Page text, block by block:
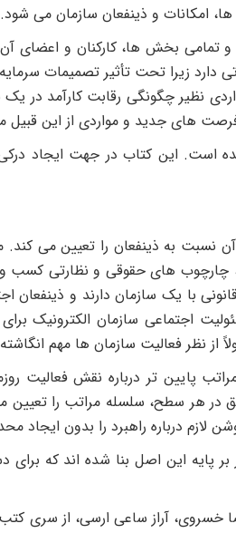
امکانات و ذینفعان سازمان می شود.
بخش ها، کارکنان و اعضای آن
دارد زیرا تحت تأثیر تصمیمات
نظیر چگونگی رقابت کارآمد در
های جدید و مواردی از این قبیل
است. این کتاب در جهت ایجاد
نسبت به ذینفعان را تعیین می
چارچوب های حقوقی و نظارتی کسب و
قانونی با یک سازمان دارند و
اجتماعی سازمان الکترونیک
از نظر فعالیت سازمان ها مهم
پایین تر درباره نقش فعالیت
هر سطح، سلسله مراتب را تعیین
لازم درباره راهبرد را بدون ایجاد
پایه این اصل بنا شده اند که
خسروی، آراز ساعی ارسی، از سری